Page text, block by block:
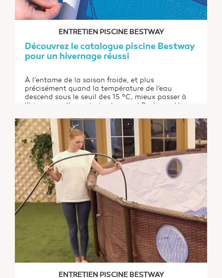
ENTRETIEN PISCINE BESTWAY
Découvrez le catalogue piscine Bestway
pour un hivernage réussi
À l’entame de la saison froide, et plus
précisément quand la température de l'eau
descend sous le seuil des 15 °C, mieux passer à
l’hivernage d’une piscine hors-sol Bestway. Un
la structure, et donc à garantir une durée de vie
optimale. Il implique surtout une préparation...
ENTRETIEN PISCINE BESTWAY